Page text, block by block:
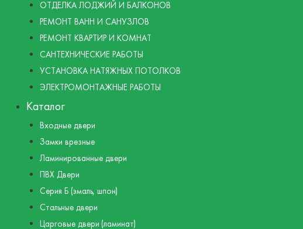
ОТДЕЛКА ЛОДЖИЙ И БАЛКОНОВ
РЕМОНТ ВАНН И САНУЗЛОВ
РЕМОНТ КВАРТИР И КОМНАТ
САНТЕХНИЧЕСКИЕ РАБОТЫ
УСТАНОВКА НАТЯЖНЫХ ПОТОЛКОВ
ЭЛЕКТРОМОНТАЖНЫЕ РАБОТЫ
Каталог
Входные двери
Замки врезные
Ламинированные двери
ПВХ Двери
Серия Б (эмаль, шпон)
Стальные двери
Царговые двери (ламинат)